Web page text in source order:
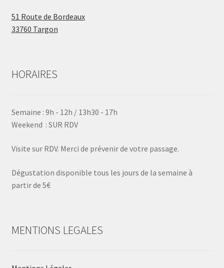
51 Route de Bordeaux
33760 Targon
HORAIRES
Semaine : 9h - 12h / 13h30 - 17h
Weekend : SUR RDV
Visite sur RDV. Merci de prévenir de votre passage.
Dégustation disponible tous les jours de la semaine à
partir de 5€
MENTIONS LEGALES